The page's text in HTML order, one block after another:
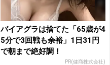
バイアグラは捨てた「65歳が4
5分で3回戦も余裕」1日31円
で朝まで絶好調！
PR(健商株式会社)